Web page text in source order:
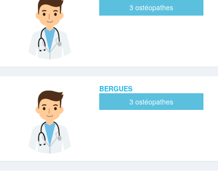
3 ostéopathes
BERGUES
3 ostéopathes